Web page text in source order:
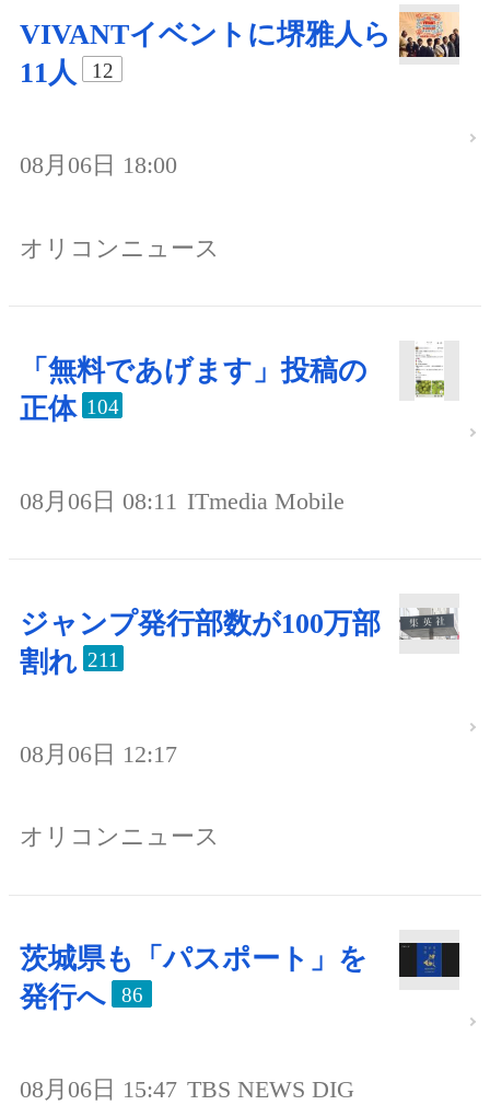
VIVANTイベントに堺雅人ら
11人
12
08月06日 18:00
オリコンニュース
「無料であげます」投稿の
正体 104
08月06日 08:11 ITmedia Mobile
ジャンプ発行部数が100万部
割れ 211
08月06日 12:17
オリコンニュース
茨城県も「パスポート」を
発行へ
86
08月06日 15:47 TBS NEWS DIG